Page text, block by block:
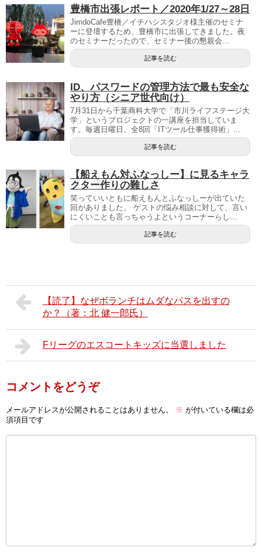
豊橋市出張レポート／2020年1/27～28日
JimdoCafe豊橋／イチハシスタジオ様主催のセミナ
ーに登壇するため、豊橋市に出張してきました。夜
のセミナーだったので、セミナー後の懇親会...
記事を読む
ID、パスワードの管理方法で最も安全な
やり方（シニア世代向け）
7月31日から千葉商科大学で「市川ライフステージ大
学」というプロジェクトの一講座を担当していま
す。毎週日曜日、全8回「ITツール仕事獲得術」...
記事を読む
【船えもん対ふなっしー】に見るキャラ
クター作りの難しさ
笑っていいともに船えもんとふなっしーが出ていた
回がありました。 ゲストの悩み相談に対して、言い
にくいことも言っちゃうよというコーナーらし...
記事を読む
【読了】なぜボランチはムダなパスを出すの
か？（著：北 健一郎氏）
Fリーグのエスコートキッズに当選しました
コメントをどうぞ
メールアドレスが公開されることはありません。 ※ が付いている欄は必
須項目です